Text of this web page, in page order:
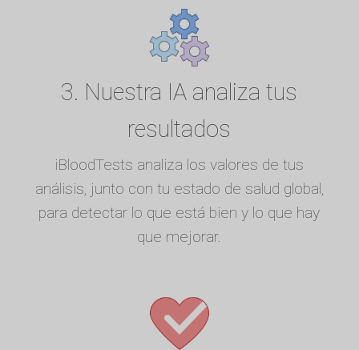
3. Nuestra IA analiza tus
resultados
iBloodTests analiza los valores de tus
análisis, junto con tu estado de salud global,
para detectar lo que está bien y lo que hay
que mejorar.